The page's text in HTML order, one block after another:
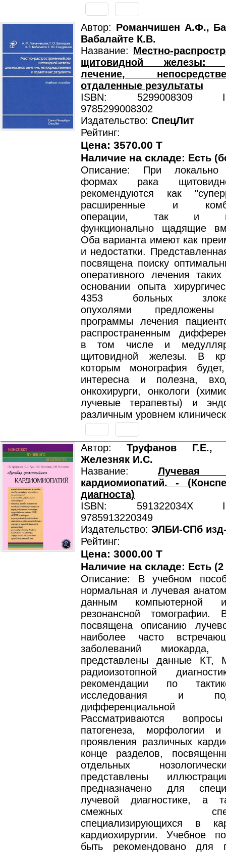
Автор: Романчишен А.Ф.,
Вабалайте К.В.
Название: Местно-
щитовидной железы:
лечение,
отдаленные результаты
ISBN: 5299008309
9785299008302
Издательство: СпецЛит
Рейтинг:
Цена: 3570.00 T
Наличие на складе: Есть
Описание: При локально
формах рака
рекомендуются как
расширенные и
операции, так и
функционально щадящие
Оба варианта имеют как
и недостатки.
посвящена поиску
оперативного лечения
основании опыта
4353 больных
опухолями предложены
программы лечения
распространенным
в том числе и
щитовидной железы. В
которым монография
интересна и полезна,
онкохирурги, онкологи
лучевые терапевты) и
различным уровнем
Автор:Труфанов
Железняк И.С.
Название: Лучевая
кардиомиопатий. -
диагноста)
ISBN: 591322034X
9785913220349
Издательство: ЭЛБИ-СПб
Рейтинг:
Цена: 3000.00 T
Наличие на складе: Есть
Описание: В учебном
нормальная и лучевая
данным компьютерной
резонансной томографии.
посвящена описанию
наиболее часто
заболеваний
представлены данные КТ,
радиоизотопной
рекомендации по
исследования и
дифференциальной
Рассматриваются
патогенеза, морфологии и
проявления различных
конце разделов,
отдельных
представлены
предназначено для
лучевой диагностике, а
смежных
специализирующихся в
кардиохирургии. Учебное
быть рекомендовано для